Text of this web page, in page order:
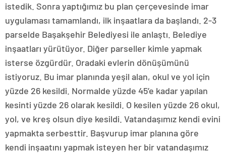
istedik. Sonra yaptığımız bu plan çerçevesinde imar
uygulaması tamamlandı, ilk inşaatlara da başlandı. 2-3
parselde Başakşehir Belediyesi ile anlaştı. Belediye
inşaatları yürütüyor. Diğer parseller kimle yapmak
isterse özgürdür. Oradaki evlerin dönüşümünü
istiyoruz. Bu imar planında yeşil alan, okul ve yol için
yüzde 26 kesildi. Normalde yüzde 45’e kadar yapılan
kesinti yüzde 26 olarak kesildi. O kesilen yüzde 26 okul,
yol, ve kreş olsun diye kesildi. Vatandaşımız kendi evini
yapmakta serbesttir. Başvurup imar planına göre
kendi inşaatını yapmak isteyen her bir vatandaşımız